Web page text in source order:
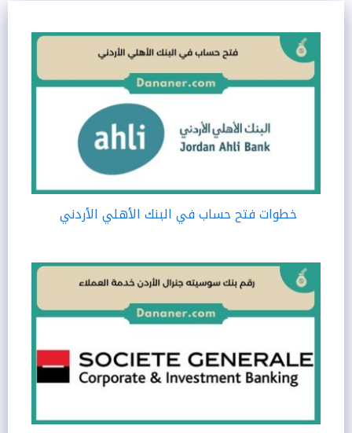
خطوات فتح حساب في البنك الأهلي الأردني